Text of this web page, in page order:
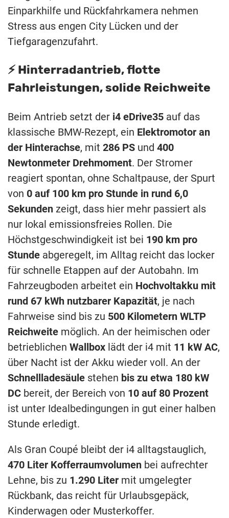
Einparkhilfe und Rückfahrkamera nehmen
Stress aus engen City Lücken und der
Tiefgaragenzufahrt.
⚡️ Hinterradantrieb, flotte
Fahrleistungen, solide Reichweite
Beim Antrieb setzt der i4 eDrive35 auf das
klassische BMW-Rezept, ein Elektromotor an
der Hinterachse, mit 286 PS und 400
Newtonmeter Drehmoment. Der Stromer
reagiert spontan, ohne Schaltpause, der Spurt
von 0 auf 100 km pro Stunde in rund 6,0
Sekunden zeigt, dass hier mehr passiert als
nur lokal emissionsfreies Rollen. Die
Höchstgeschwindigkeit ist bei 190 km pro
Stunde abgeregelt, im Alltag reicht das locker
für schnelle Etappen auf der Autobahn. Im
Fahrzeugboden arbeitet ein Hochvoltakku mit
rund 67 kWh nutzbarer Kapazität, je nach
Fahrweise sind bis zu 500 Kilometern WLTP
Reichweite möglich. An der heimischen oder
betrieblichen Wallbox lädt der i4 mit 11 kW AC,
über Nacht ist der Akku wieder voll. An der
Schnellladesäule stehen bis zu etwa 180 kW
DC bereit, der Bereich von 10 auf 80 Prozent
ist unter Idealbedingungen in gut einer halben
Stunde erledigt.
Als Gran Coupé bleibt der i4 alltagstauglich,
470 Liter Kofferraumvolumen bei aufrechter
Lehne, bis zu 1.290 Liter mit umgelegter
Rückbank, das reicht für Urlaubsgepäck,
Kinderwagen oder Musterkoffer.